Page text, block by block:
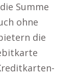
Summe
ohne
die